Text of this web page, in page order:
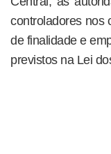
controladores nos
de finalidade e
previstos na Lei